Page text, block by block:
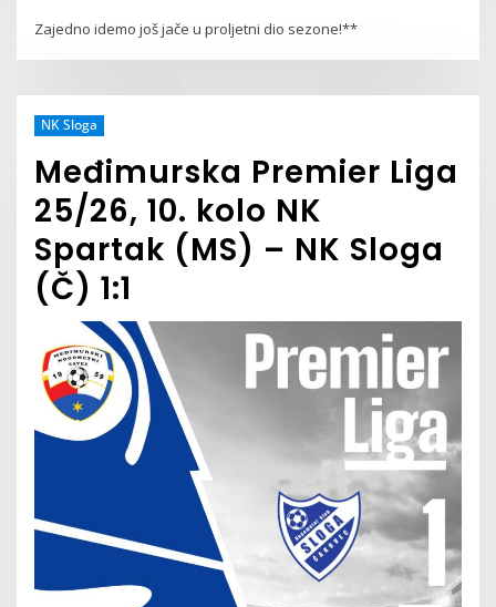
Zajedno idemo još jače u proljetni dio sezone!**
NK Sloga
Međimurska Premier Liga
25/26, 10. kolo NK
Spartak (MS) – NK Sloga
(Č) 1:1